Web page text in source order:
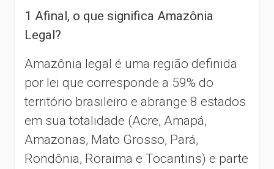
1 Afinal, o que significa Amazônia
Legal?
Amazônia legal é uma região definida
por lei que corresponde a 59% do
território brasileiro e abrange 8 estados
em sua totalidade (Acre, Amapá,
Amazonas, Mato Grosso, Pará,
Rondônia, Roraima e Tocantins) e parte